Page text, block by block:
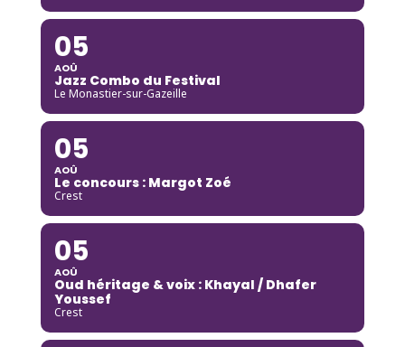
05
AOÛ
Jazz Combo du Festival
Le Monastier-sur-Gazeille
05
AOÛ
Le concours : Margot Zoé
Crest
05
AOÛ
Oud héritage & voix : Khayal / Dhafer
Youssef
Crest